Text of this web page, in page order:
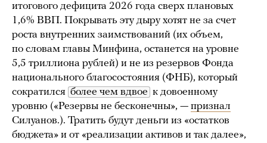
итогового дефицита 2026 года сверх плановых
1,6% ВВП. Покрывать эту дыру хотят не за счет
роста внутренних заимствований (их объем,
по словам главы Минфина, останется на уровне
5,5 триллиона рублей) и не из резервов Фонда
национального благосостояния (ФНБ), который
сократился более чем вдвое к довоенному
уровню («Резервы не бесконечны», — признал
Силуанов.). Тратить будут деньги из «остатков
бюджета» и от «реализации активов и так далее»,